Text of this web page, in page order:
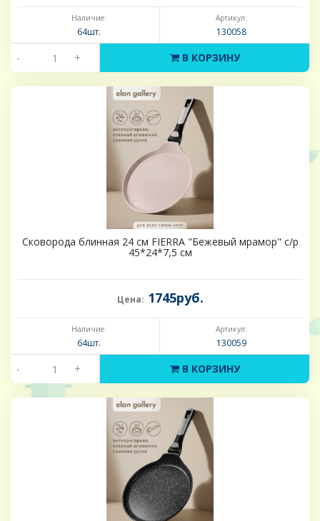
Наличие:
64шт.
Артикул:
130058
- + В КОРЗИНУ
Сковорода блинная 24 см FIERRA "Бежевый мрамор" с/р
45*24*7,5 см
Цена: 1745руб.
Наличие:
64шт.
Артикул:
130059
- + В КОРЗИНУ